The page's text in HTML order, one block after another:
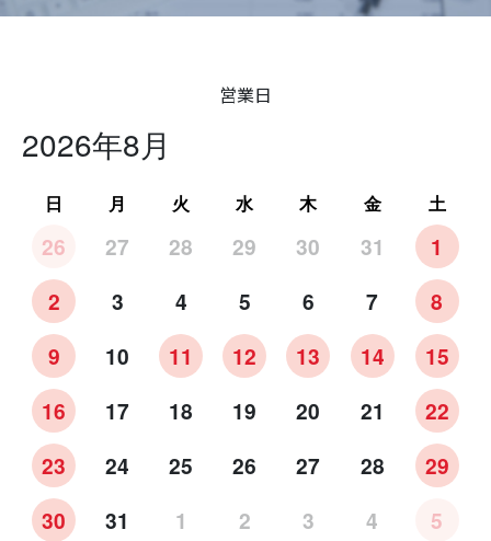
営業日
2026年8月
日 月 火 水 木 金 土
26 27 28 29 30 31
1
2
3 4 5 6 7
8
9
10 11 12 13 14
15
16
17 18 19 20 21
22
23
24 25 26 27 28
29
30
31 1 2 3 4 5